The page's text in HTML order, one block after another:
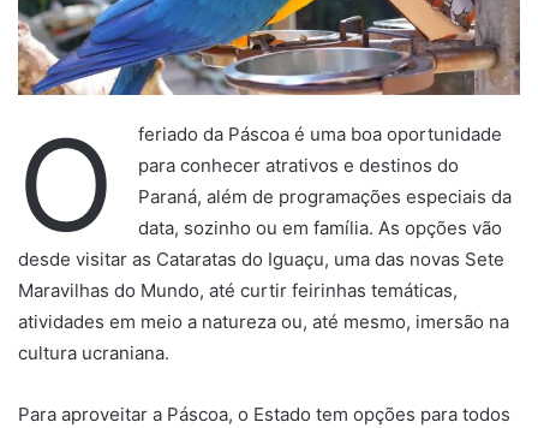
O
feriado da Páscoa é uma boa oportunidade
para conhecer atrativos e destinos do
Paraná, além de programações especiais da
data, sozinho ou em família. As opções vão
desde visitar as Cataratas do Iguaçu, uma das novas Sete
Maravilhas do Mundo, até curtir feirinhas temáticas,
atividades em meio a natureza ou, até mesmo, imersão na
cultura ucraniana.
Para aproveitar a Páscoa, o Estado tem opções para todos